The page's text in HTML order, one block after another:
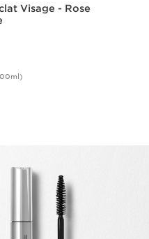
Visage - Rose